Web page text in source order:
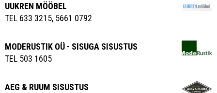
UUKREN MÖÖBEL
TEL 633 3215, 5661 0792
MODERUSTIK OÜ - SISUGA SISUSTUS
TEL 503 1605
AEG & RUUM SISUSTUS